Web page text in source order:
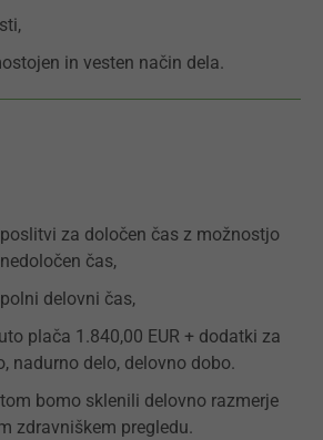
in vesten način dela.
za določen čas z možnostjo
čas,
delovni čas,
plača 1.840,00 EUR + dodatki za
nadurno delo, delovno dobo.
bomo sklenili delovno razmerje
zdravniškem pregledu.